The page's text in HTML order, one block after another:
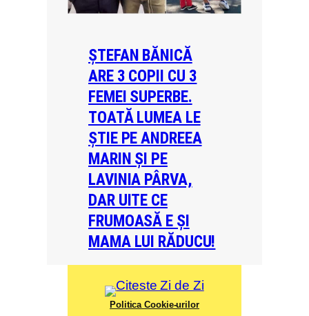
ȘTEFAN BĂNICĂ
ARE 3 COPII CU 3
FEMEI SUPERBE.
TOATĂ LUMEA LE
ȘTIE PE ANDREEA
MARIN ȘI PE
LAVINIA PÂRVA,
DAR UITE CE
FRUMOASĂ E ȘI
MAMA LUI RĂDUCU!
Politica Cookie-urilor